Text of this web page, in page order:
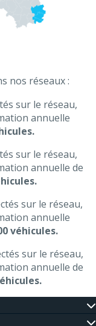
nos réseaux :
sur le réseau,
annuelle
sur le réseau,
annuelle de
sur le réseau,
annuelle
véhicules.
sur le réseau,
annuelle de